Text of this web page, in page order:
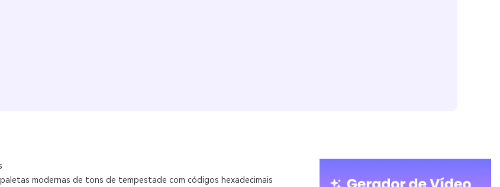
modernas de tons de tempestade com códigos hexadecimais